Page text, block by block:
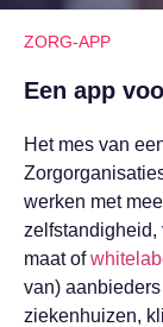
ZORG-APP
Een app
Het mes van
werken met
zelfstandigheid,
maat of
van)
ziekenhuizen,